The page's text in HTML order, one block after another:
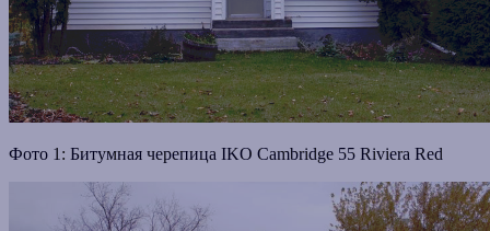
Фото 1: Битумная черепица IKO Cambridge 55 Riviera Red